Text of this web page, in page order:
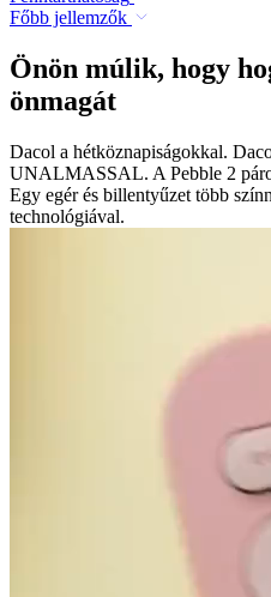
Főbb jellemzők
Önön múlik, hogy
önmagát
Dacol a hétköznapiságokkal.
UNALMASSAL. A Pebble 2
Egy egér és billentyűzet több
technológiával.